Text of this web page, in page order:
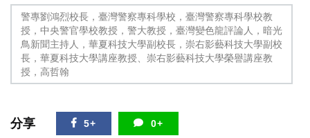
警專劉鴻烈校長，臺灣警察專科學校，臺灣警察專科學校教
授，中央警官學校教授，警大教授，臺灣變色龍評論人，暗光
鳥新聞主持人，華夏科技大學副校長，崇右影藝科技大學副校
長，華夏科技大學講座教授、崇右影藝科技大學榮譽講座教
授，高哲翰
分享 5+ 0+